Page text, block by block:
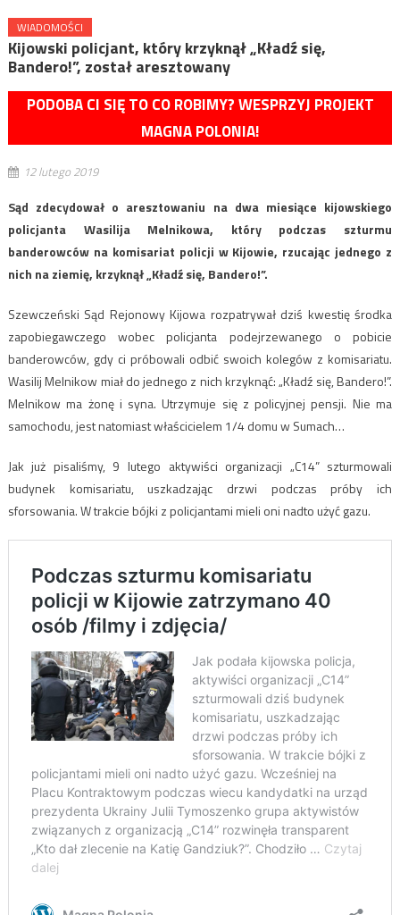
WIADOMOŚCI
Kijowski policjant, który krzyknął „Kładź się,
Bandero!”, został aresztowany
PODOBA CI SIĘ TO CO ROBIMY? WESPRZYJ PROJEKT
MAGNA POLONIA!
12 lutego 2019
Sąd zdecydował o aresztowaniu na dwa miesiące kijowskiego
policjanta Wasilija Melnikowa, który podczas szturmu
banderowców na komisariat policji w Kijowie, rzucając jednego z
nich na ziemię, krzyknął „Kładź się, Bandero!”.
Szewczeński Sąd Rejonowy Kijowa rozpatrywał dziś kwestię środka
zapobiegawczego wobec policjanta podejrzewanego o pobicie
banderowców, gdy ci próbowali odbić swoich kolegów z komisariatu.
Wasilij Melnikow miał do jednego z nich krzyknąć: „Kładź się, Bandero!”.
Melnikow ma żonę i syna. Utrzymuje się z policyjnej pensji. Nie ma
samochodu, jest natomiast właścicielem 1/4 domu w Sumach…
Jak już pisaliśmy, 9 lutego aktywiści organizacji „C14” szturmowali
budynek komisariatu, uszkadzając drzwi podczas próby ich
sforsowania. W trakcie bójki z policjantami mieli oni nadto użyć gazu.